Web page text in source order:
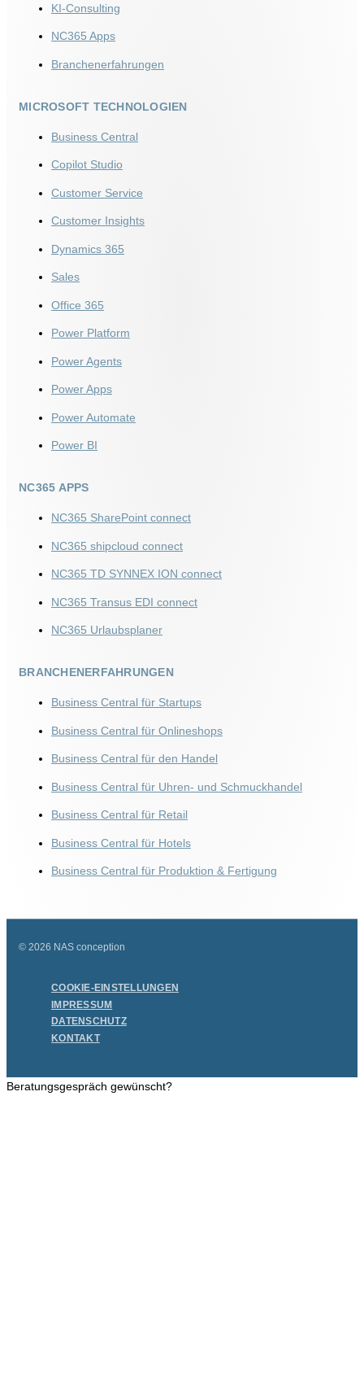
KI‑Consulting
NC365 Apps
Branchenerfahrungen
MICROSOFT TECHNOLOGIEN
Business Central
Copilot Studio
Customer Service
Customer Insights​
Dynamics 365
Sales
Office 365
Power Platform
Power Agents
Power Apps
Power Automate
Power BI
NC365 APPS
NC365 SharePoint connect
NC365 shipcloud connect
NC365 TD SYNNEX ION connect
NC365 Transus EDI connect
NC365 Urlaubsplaner
BRANCHENERFAHRUNGEN
Business Central für Startups
Business Central für Onlineshops
Business Central für den Handel
Business Central für Uhren- und Schmuckhandel
Business Central für Retail
Business Central für Hotels
Business Central für Produktion & Fertigung
© 2026 NAS conception
COOKIE-EINSTELLUNGEN
IMPRESSUM
DATENSCHUTZ
KONTAKT
Beratungs­gespräch gewünscht?